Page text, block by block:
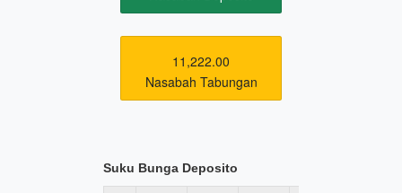
11,222.00
Nasabah Tabungan
Suku Bunga Deposito